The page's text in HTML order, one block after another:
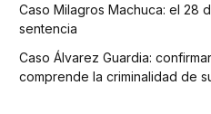
Caso Milagros Machuca: el 28
sentencia
Caso Álvarez Guardia:
comprende la criminalidad de